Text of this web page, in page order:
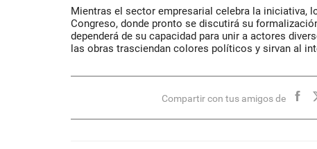
Mientras el sector empresarial celebra la iniciativa,
Congreso, donde pronto se discutirá su
dependerá de su capacidad para unir a actores
las obras trasciendan colores políticos y sirvan al
Compartir con tus amigos de